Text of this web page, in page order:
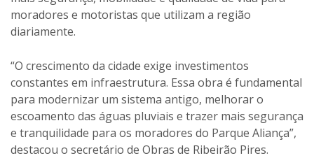
moradores e motoristas que utilizam a região
diariamente.
“O crescimento da cidade exige investimentos
constantes em infraestrutura. Essa obra é fundamental
para modernizar um sistema antigo, melhorar o
escoamento das águas pluviais e trazer mais segurança
e tranquilidade para os moradores do Parque Aliança”,
destacou o secretário de Obras de Ribeirão Pires.